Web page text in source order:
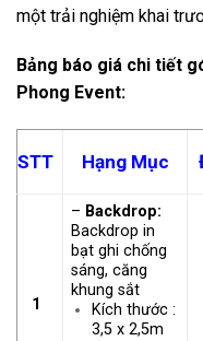
một trải nghiệm khai
Bảng báo giá chi tiết
Phong Event:
STT Hạng Mục
1
– Backdrop:
Backdrop in
bạt ghi chống
sáng, căng
khung sắt
Kích thước :
3,5 x 2,5m